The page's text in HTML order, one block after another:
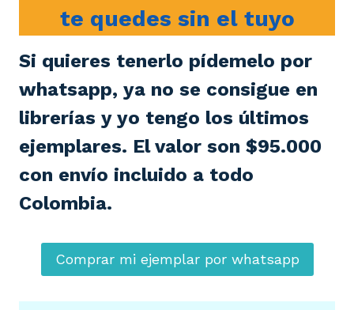
te quedes sin el tuyo
Si quieres tenerlo pídemelo por
whatsapp, ya no se consigue en
librerías y yo tengo los últimos
ejemplares. El valor son $95.000
con envío incluido a todo
Colombia.
Comprar mi ejemplar por whatsapp